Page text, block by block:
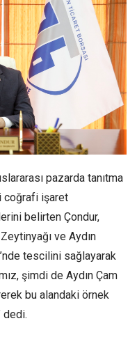
pazarda tanıtma
coğrafi işaret
belirten Çondur,
ve Aydın
tescilini sağlayarak
şimdi de Aydın Çam
bu alandaki örnek
dedi.